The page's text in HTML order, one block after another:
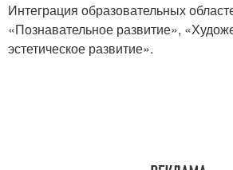
Интеграция образовательных
«Познавательное развитие»,
эстетическое развитие».